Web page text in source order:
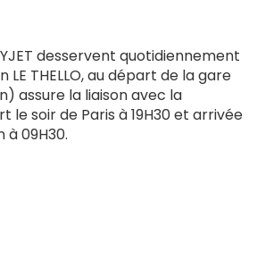
desservent quotidiennement
LE THELLO, au départ de la gare
assure la liaison avec la
le soir de Paris à 19H30 et arrivée
09H30.